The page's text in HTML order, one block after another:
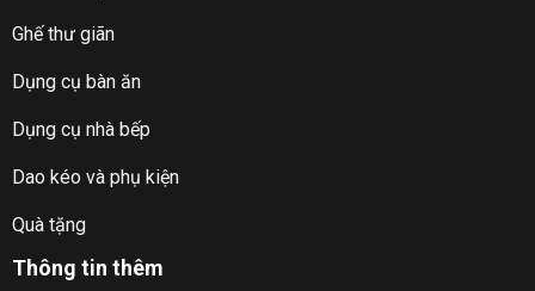
Ghế thư giãn
Dụng cụ bàn ăn
Dụng cụ nhà bếp
Dao kéo và phụ kiện
Quà tặng
Thông tin thêm